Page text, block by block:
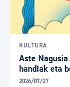
KULTURA
Aste
handiak eta
2026/07/27